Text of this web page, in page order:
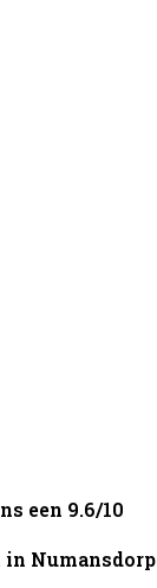
een 9.6/10
in Numansdorp